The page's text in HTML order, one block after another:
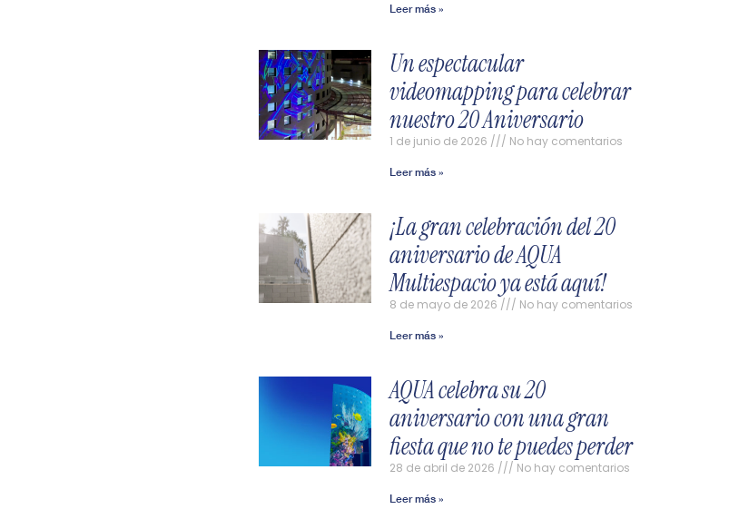
Leer más »
Un espectacular
videomapping para celebrar
nuestro 20 Aniversario
1 de junio de 2026 No hay comentarios
Leer más »
¡La gran celebración del 20
aniversario de AQUA
Multiespacio ya está aquí!
8 de mayo de 2026 No hay comentarios
Leer más »
AQUA celebra su 20
aniversario con una gran
fiesta que no te puedes perder
28 de abril de 2026 No hay comentarios
Leer más »